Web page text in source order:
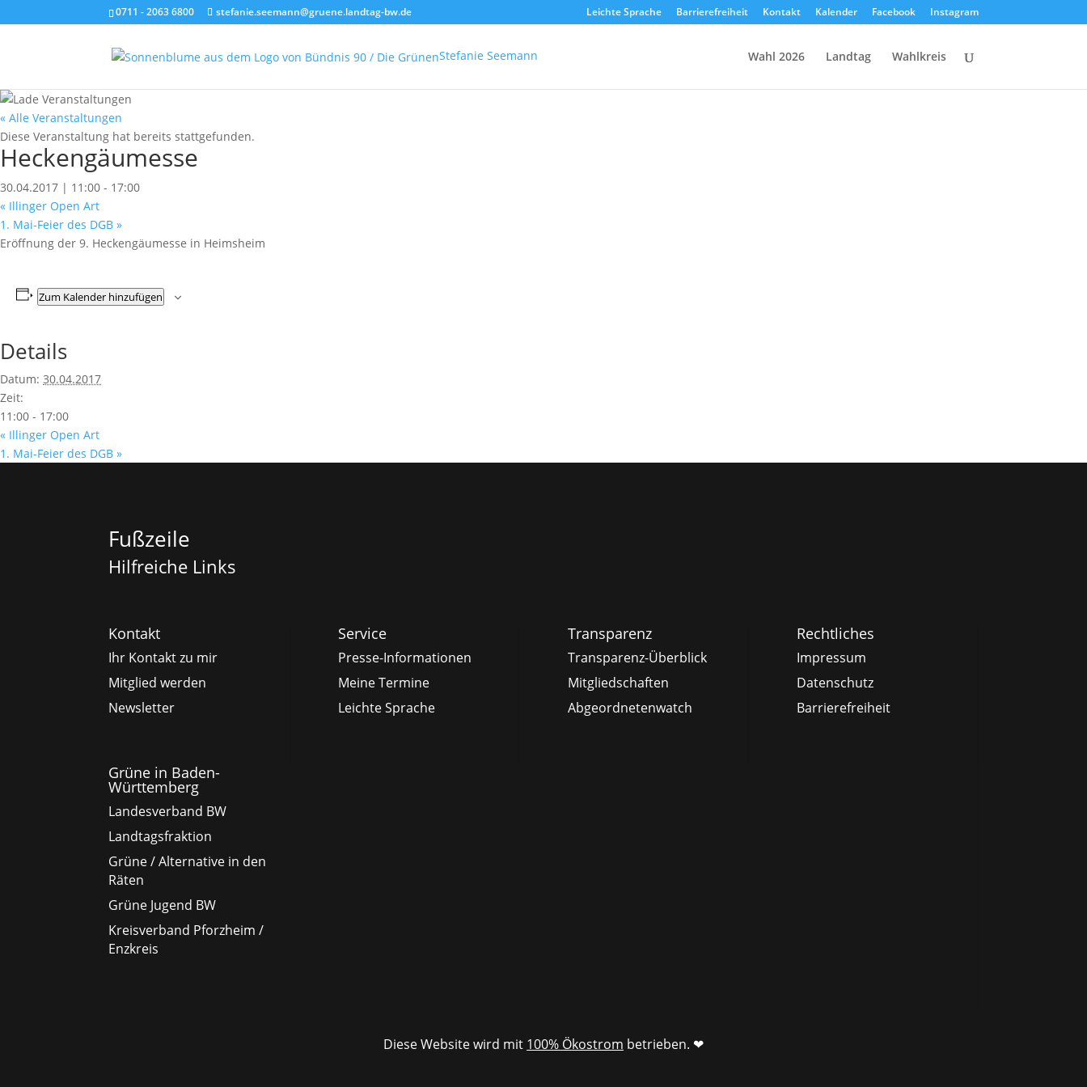
0711 - 2063 6800 stefanie.seemann@gruene.landtag-bw.de Leichte Sprache Barrierefreiheit Kontakt Kalender Facebook Instagram
Stefanie Seemann Wahl 2026 Landtag Wahlkreis
« Alle Veranstaltungen
Diese Veranstaltung hat bereits stattgefunden.
Heckengäumesse
30.04.2017 | 11:00 - 17:00
« Illinger Open Art
1. Mai-Feier des DGB »
Eröffnung der 9. Heckengäumesse in Heimsheim
Zum Kalender hinzufügen
Details
Datum: 30.04.2017
Zeit:
11:00 - 17:00
« Illinger Open Art
1. Mai-Feier des DGB »
Fußzeile
Hilfreiche Links
Kontakt
Ihr Kontakt zu mir
Mitglied werden
Newsletter
Service
Presse-Informationen
Meine Termine
Leichte Sprache
Transparenz
Transparenz-Überblick
Mitgliedschaften
Abgeordnetenwatch
Rechtliches
Impressum
Datenschutz
Barrierefreiheit
Grüne in Baden-
Württemberg
Landesverband BW
Landtagsfraktion
Grüne / Alternative in den
Räten
Grüne Jugend BW
Kreisverband Pforzheim /
Enzkreis
Diese Website wird mit 100% Ökostrom betrieben. ❤